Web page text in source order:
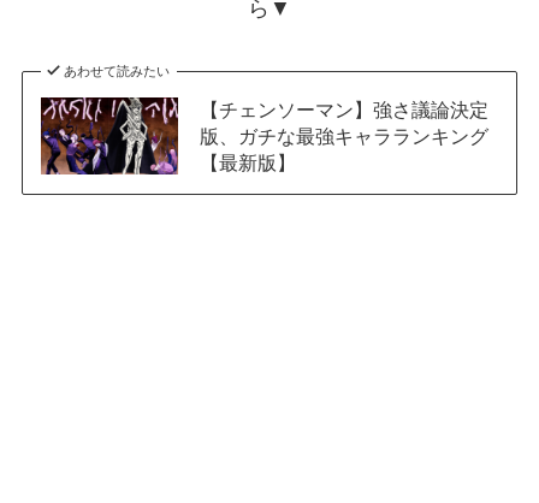
ら▼
あわせて読みたい
【チェンソーマン】強さ議論決定
版、ガチな最強キャラランキング
【最新版】